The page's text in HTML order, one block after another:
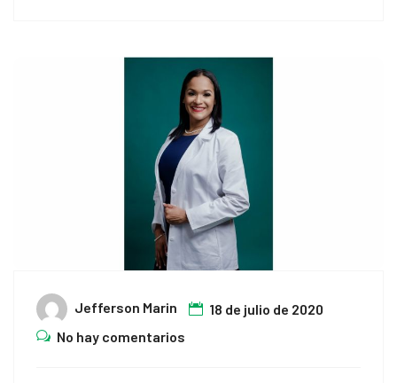
Jefferson Marin
18 de julio de 2020
No hay comentarios